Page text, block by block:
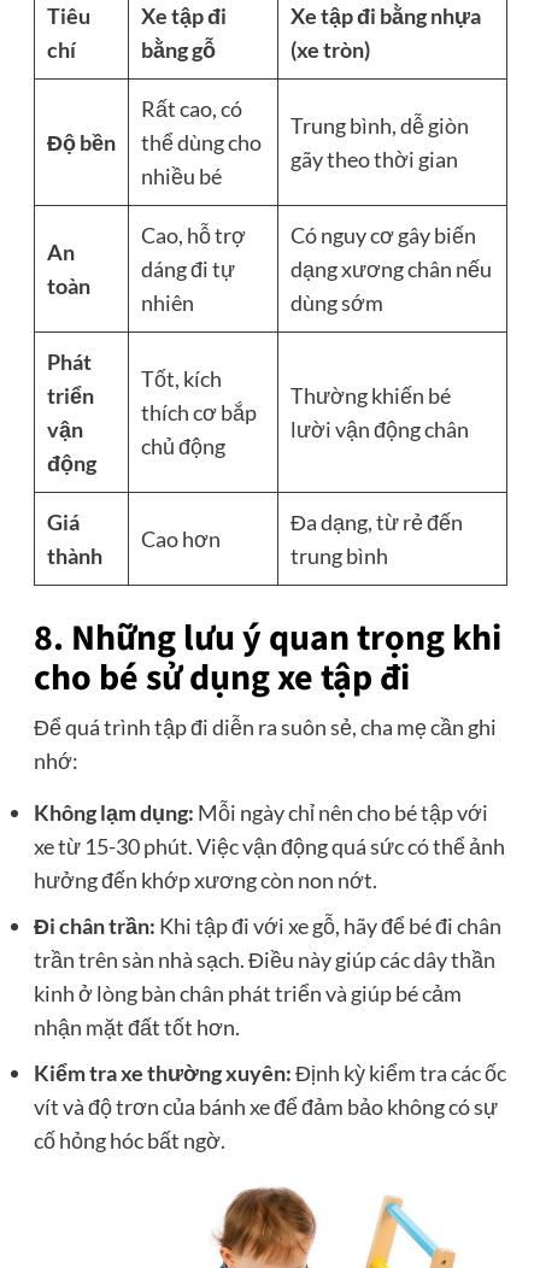
Tiêu
chí
Xe tập đi
bằng gỗ
Xe tập đi bằng nhựa
(xe tròn)
Độ bền
Rất cao, có
thể dùng cho
nhiều bé
Trung bình, dễ giòn
gãy theo thời gian
An
toàn
Cao, hỗ trợ
dáng đi tự
nhiên
Có nguy cơ gây biến
dạng xương chân nếu
dùng sớm
Phát
triển
vận
động
Tốt, kích
thích cơ bắp
chủ động
Thường khiến bé
lười vận động chân
Giá
thành
Cao hơn
Đa dạng, từ rẻ đến
trung bình
8. Những lưu ý quan trọng khi
cho bé sử dụng xe tập đi
Để quá trình tập đi diễn ra suôn sẻ, cha mẹ cần ghi
nhớ:
Không lạm dụng: Mỗi ngày chỉ nên cho bé tập với
xe từ 15-30 phút. Việc vận động quá sức có thể ảnh
hưởng đến khớp xương còn non nớt.
Đi chân trần: Khi tập đi với xe gỗ, hãy để bé đi chân
trần trên sàn nhà sạch. Điều này giúp các dây thần
kinh ở lòng bàn chân phát triển và giúp bé cảm
nhận mặt đất tốt hơn.
Kiểm tra xe thường xuyên:Định kỳ kiểm tra các ốc
vít và độ trơn của bánh xe để đảm bảo không có sự
cố hỏng hóc bất ngờ.